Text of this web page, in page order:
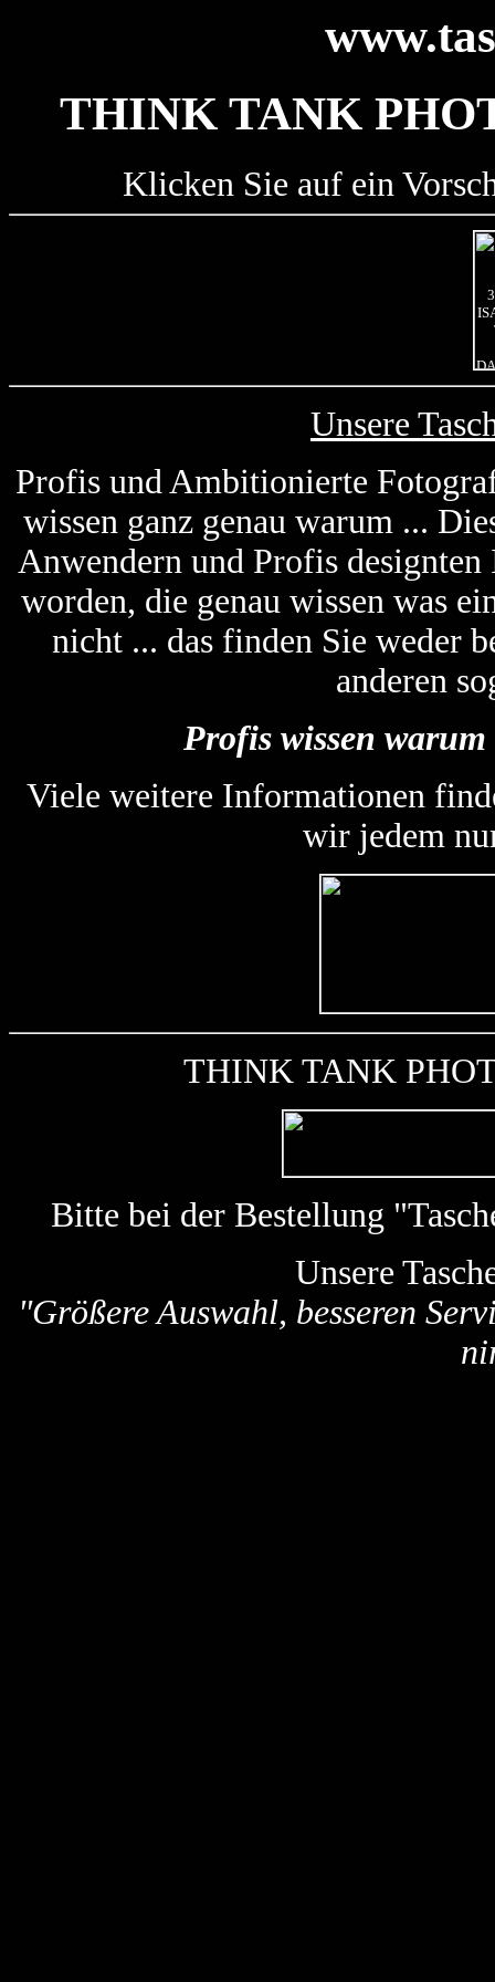
THINK TANK
Klicken Sie auf ein
Unsere
Profis und Ambitionierte
wissen ganz genau warum ...
Anwendern und Profis
worden, die genau wissen was
nicht ... das finden Sie weder
anderen
Profis wissen
Viele weitere Informationen
wir jedem
THINK TANK
Bitte bei der Bestellung
Unsere
"Größere Auswahl, besseren